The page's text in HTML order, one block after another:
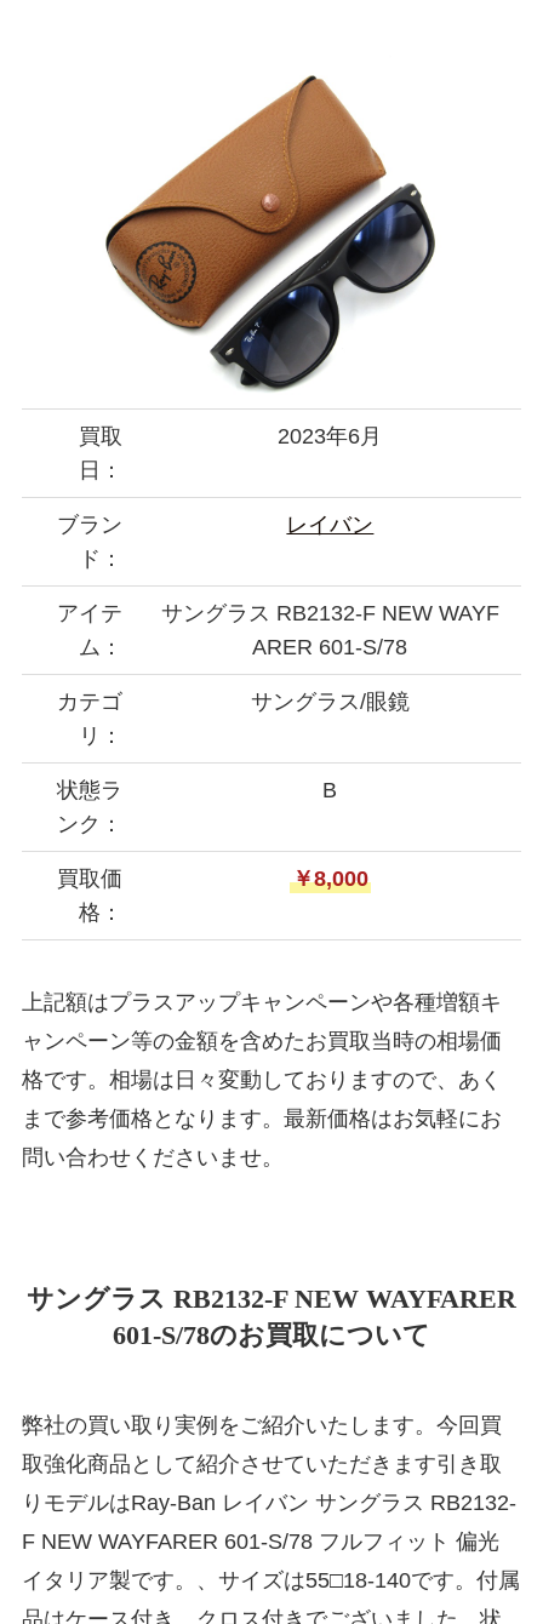
買取
日：
2023年6月
ブラン
ド：
レイバン
アイテ
ム：
サングラス RB2132-F NEW WAYF
ARER 601-S/78
カテゴ
リ：
サングラス/眼鏡
状態ラ
ンク：
B
買取価
格：
￥8,000
上記額はプラスアップキャンペーンや各種増額キ
ャンペーン等の金額を含めたお買取当時の相場価
格です。相場は日々変動しておりますので、あく
まで参考価格となります。最新価格はお気軽にお
問い合わせくださいませ。
サングラス RB2132-F NEW WAYFARER
601-S/78のお買取について
弊社の買い取り実例をご紹介いたします。今回買
取強化商品として紹介させていただきます引き取
りモデルはRay-Ban レイバン サングラス RB2132-
F NEW WAYFARER 601-S/78 フルフィット 偏光
イタリア製です。、サイズは55□18-140です。付属